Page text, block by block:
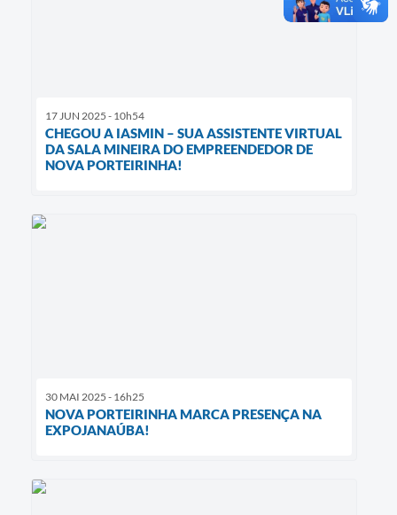
17 JUN 2025 - 10h54
CHEGOU A IASMIN – SUA ASSISTENTE VIRTUAL
DA SALA MINEIRA DO EMPREENDEDOR DE
NOVA PORTEIRINHA!
30 MAI 2025 - 16h25
NOVA PORTEIRINHA MARCA PRESENÇA NA
EXPOJANAÚBA!